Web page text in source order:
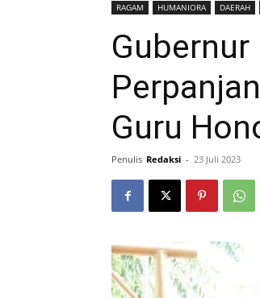
RAGAM HUMANIORA DAERAH
Guru
Penulis Redaksi - 23 Juli 2023